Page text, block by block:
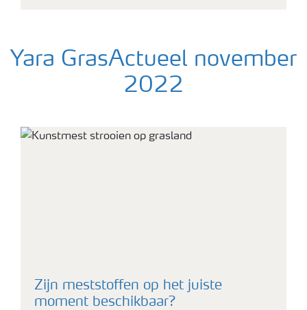
Yara GrasActueel november
2022
Zijn meststoffen op het juiste
moment beschikbaar?